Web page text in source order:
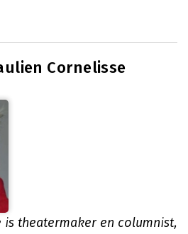
Cornelisse
is theatermaker en columnist,